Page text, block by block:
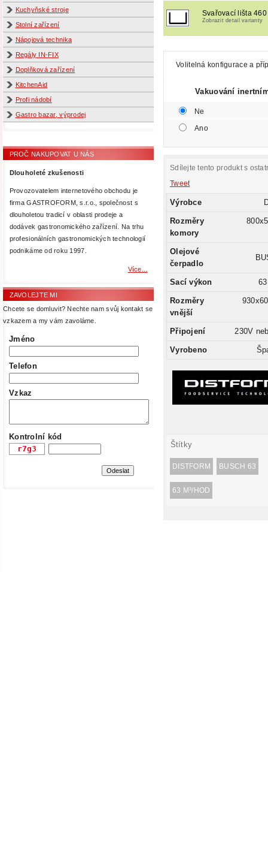
Kuchyňské stroje
Stolní zařízení
Nápojová technika
Regály IN-FIX
Doplňková zařízení
KitchenAid
Profi nádobí
Gastro bazar, výprodej
PROČ NAKUPOVAT U NÁS
Dlouholeté zkušenosti
Provozovatelem internetového obchodu je
firma GASTROFORM, s.r.o., společnost s
dlouholetou tradicí v oblasti prodeje a
dodávek gastronomického zařízení. Na trhu
profesionálních gastronomických technologií
podnikáme od roku 1997.
Více...
ZAVOLEJTE MI
Chcete se domluvit? Nechte nam svůj kontakt se
vzkazem a my vám zavoláme.
Jméno
Telefon
Vzkaz
Kontrolní kód
Svařovací lišta
Zobrazit detail varianty
Volitelná konfigurace a
Vakuování
Ne
Ano
Sdílejte tento produkt s
Tweet
Výrobce
Rozměry
komory
Olejové
čerpadlo
Sací výkon
Rozměry
vnější
Připojení 230V
Vyrobeno
Štítky
DISTFORM BUSCH 63
63 M³/HOD